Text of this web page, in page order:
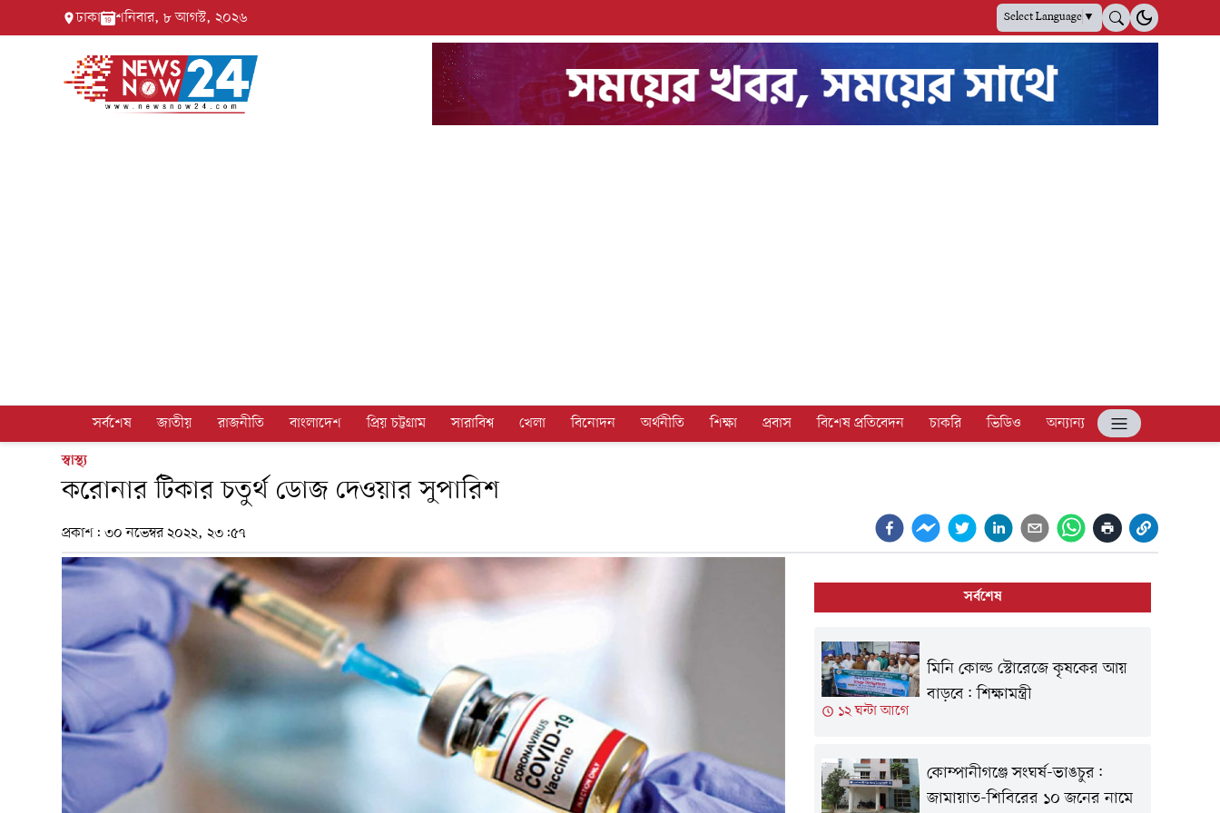
ঢাকা শনিবার, ৮ আগস্ট, ২০২৬ Select Language▼
সর্বশেষ জাতীয় রাজনীতি বাংলাদেশ প্রিয় চট্টগ্রাম সারাবিশ্ব খেলা বিনোদন অর্থনীতি শিক্ষা প্রবাস বিশেষ প্রতিবেদন চাকরি ভিডিও
অন্যান্য
স্বাস্থ্য
করোনার টিকার চতুর্থ ডোজ দেওয়ার সুপারিশ
প্রকাশ: ৩০ নভেম্বর ২০২২, ২৩:৫৭
সর্বশেষ
১২ ঘন্টা আগে
মিনি কোল্ড স্টোরেজে কৃষকের আয়
বাড়বে: শিক্ষামন্ত্রী
কোম্পানীগঞ্জে সংঘর্ষ-ভাঙচুর:
জামায়াত-শিবিরের ১০ জনের নামে